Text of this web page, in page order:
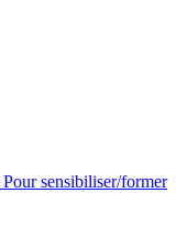
Pour sensibiliser/former